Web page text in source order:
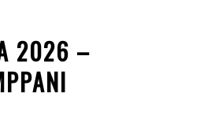
2026 –